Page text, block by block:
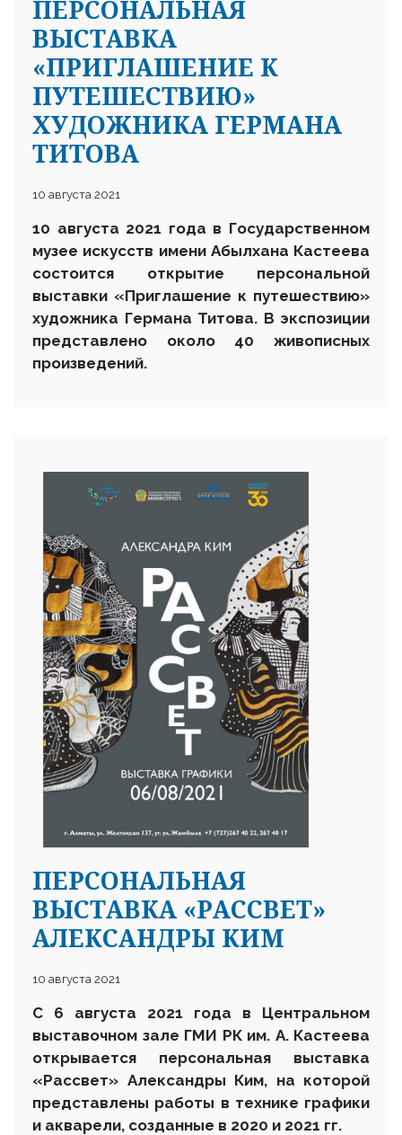
ПЕРСОНАЛЬНАЯ
ВЫСТАВКА
«ПРИГЛАШЕНИЕ К
ПУТЕШЕСТВИЮ»
ХУДОЖНИКА ГЕРМАНА
ТИТОВА
10 августа 2021
10 августа 2021 года в Государственном
музее искусств имени Абылхана Кастеева
состоится открытие персональной
выставки «Приглашение к путешествию»
художника Германа Титова. В экспозиции
представлено около 40 живописных
произведений.
ПЕРСОНАЛЬНАЯ
ВЫСТАВКА «РАССВЕТ»
АЛЕКСАНДРЫ КИМ
10 августа 2021
С 6 августа 2021 года в Центральном
выставочном зале ГМИ РК им. А. Кастеева
открывается персональная выставка
«Рассвет» Александры Ким, на которой
представлены работы в технике графики
и акварели, созданные в 2020 и 2021 гг.